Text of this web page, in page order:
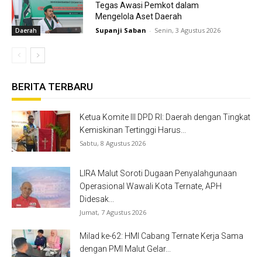
Daerah
Tegas Awasi Pemkot dalam
Mengelola Aset Daerah
Supanji Saban - Senin, 3 Agustus 2026
BERITA TERBARU
Ketua Komite III DPD RI: Daerah dengan Tingkat
Kemiskinan Tertinggi Harus...
Sabtu, 8 Agustus 2026
LIRA Malut Soroti Dugaan Penyalahgunaan
Operasional Wawali Kota Ternate, APH
Didesak...
Jumat, 7 Agustus 2026
Milad ke-62: HMI Cabang Ternate Kerja Sama
dengan PMI Malut Gelar...